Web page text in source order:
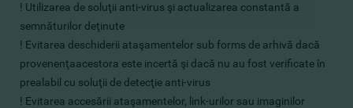
! Utilizarea de soluţii anti-virus şi actualizarea constantă a
semnăturilor deţinute
! Evitarea deschiderii ataşamentelor sub forms de arhivă dacă
provenenţaacestora este incertă şi dacă nu au fost verificate în
prealabil cu soluţii de detecţie anti-virus
! Evitarea accesării ataşamentelor, link-urilor sau imaginilor